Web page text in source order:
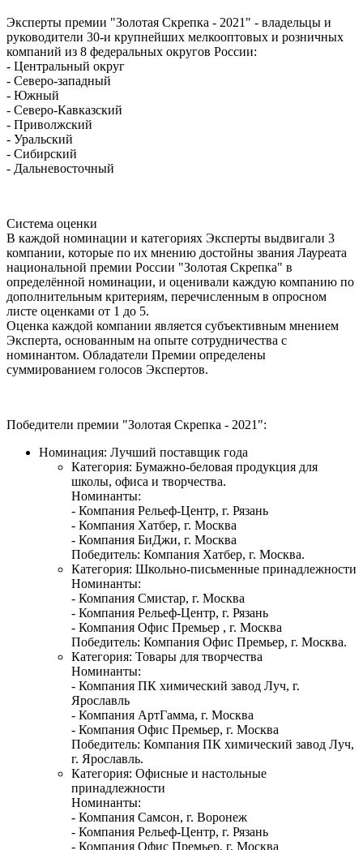
Эксперты премии "Золотая Скрепка - 2021" - владельцы и
руководители 30-и крупнейших мелкооптовых и розничных
компаний из 8 федеральных округов России:
- Центральный округ
- Северо-западный
- Южный
- Северо-Кавказский
- Приволжский
- Уральский
- Сибирский
- Дальневосточный
Система оценки
В каждой номинации и категориях Эксперты выдвигали 3
компании, которые по их мнению достойны звания Лауреата
национальной премии России "Золотая Скрепка" в
определённой номинации, и оценивали каждую компанию по
дополнительным критериям, перечисленным в опросном
листе оценками от 1 до 5.
Оценка каждой компании является субъективным мнением
Эксперта, основанным на опыте сотрудничества с
номинантом. Обладатели Премии определены
суммированием голосов Экспертов.
Победители премии "Золотая Скрепка - 2021":
Номинация: Лучший поставщик года
Категория: Бумажно-беловая продукция для
школы, офиса и творчества.
Номинанты:
- Компания Рельеф-Центр, г. Рязань
- Компания Хатбер, г. Москва
- Компания БиДжи, г. Москва
Победитель: Компания Хатбер, г. Москва.
Категория: Школьно-письменные принадлежности
Номинанты:
- Компания Смистар, г. Москва
- Компания Рельеф-Центр, г. Рязань
- Компания Офис Премьер , г. Москва
Победитель: Компания Офис Премьер, г. Москва.
Категория: Товары для творчества
Номинанты:
- Компания ПК химический завод Луч, г.
Ярославль
- Компания АртГамма, г. Москва
- Компания Офис Премьер, г. Москва
Победитель: Компания ПК химический завод Луч,
г. Ярославль.
Категория: Офисные и настольные
принадлежности
Номинанты:
- Компания Самсон, г. Воронеж
- Компания Рельеф-Центр, г. Рязань
- Компания Офис Премьер, г. Москва